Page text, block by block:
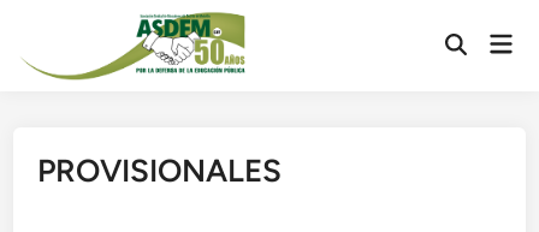
PROVISIONALES